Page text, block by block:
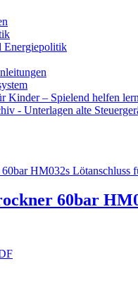
Energiepolitik
Kinder – Spielend helfen
- Unterlagen alte
60bar